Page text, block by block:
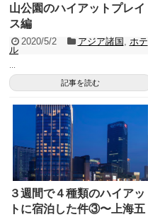
山公園のハイアットプレイ
ス編
2020/5/2 アジア諸国
ホテ
ル
記事を読む
３週間で４種類のハイアッ
トに宿泊した件③〜上海五